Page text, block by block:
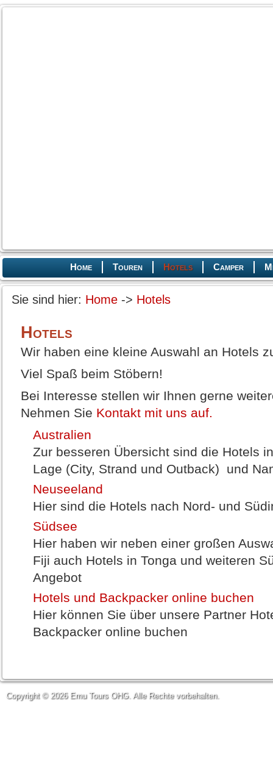
Home Touren Hotels Camper
Sie sind hier: Home -> Hotels
Hotels
Wir haben eine kleine Auswahl an Hotels
Viel Spaß beim Stöbern!
Bei Interesse stellen wir Ihnen gerne
Nehmen Sie Kontakt mit uns auf.
Australien
Zur besseren Übersicht sind die Hotels
Lage (City, Strand und Outback) und
Neuseeland
Hier sind die Hotels nach Nord- und
Südsee
Hier haben wir neben einer großen
Fiji auch Hotels in Tonga und weiteren
Angebot
Hotels und Backpacker online buchen
Hier können Sie über unsere Partner
Backpacker online buchen
Copyright © 2026 Emu Tours OHG. Alle Rechte vorbehalten.